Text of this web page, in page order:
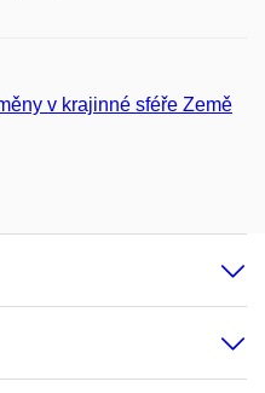
v krajinné sféře Země